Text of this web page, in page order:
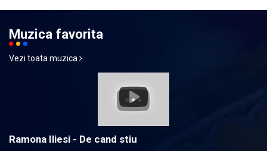
Muzica favorita
Vezi toata muzica
Ramona Iliesi - De cand stiu